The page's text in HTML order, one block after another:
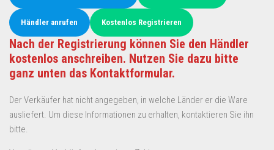
Händler anrufen Kostenlos Registrieren
Nach der Registrierung können Sie den Händler
kostenlos anschreiben. Nutzen Sie dazu bitte
ganz unten das Kontaktformular.
Der Verkäufer hat nicht angegeben, in welche Länder er die Ware
ausliefert. Um diese Informationen zu erhalten, kontaktieren Sie ihn
bitte.